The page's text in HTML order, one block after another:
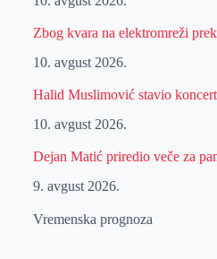
Zbog kvara na elektromreži
10. avgust 2026.
Halid Muslimović stavio
10. avgust 2026.
Dejan Matić priredio veče za
9. avgust 2026.
Vremenska prognoza